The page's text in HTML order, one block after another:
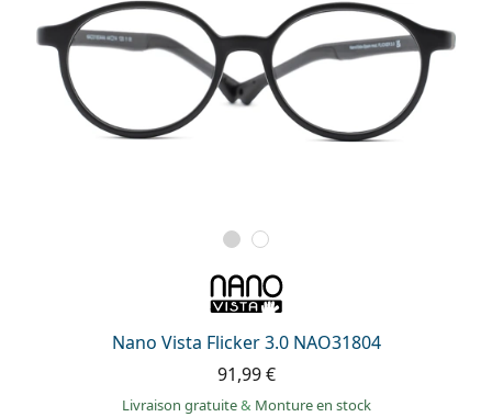
Nano Vista Flicker 3.0 NAO31804
91,99 €
Livraison gratuite& Monture en stock